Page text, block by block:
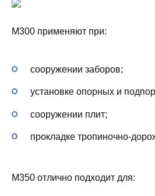
М300 применяют при:
сооружении заборов;
установке опорных и
сооружении плит;
прокладке тропиночно-
М350 отлично подходит для: